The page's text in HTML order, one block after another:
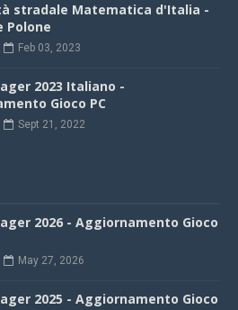
stradale Matematica d'Italia -
Polone
Feb 03, 2023
2023 Italiano -
Gioco PC
Sept 21, 2022
2026 - Aggiornamento Gioco
May 27, 2026
2025 - Aggiornamento Gioco